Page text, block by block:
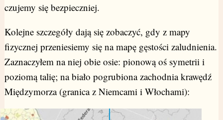
czujemy się bezpieczniej.
Kolejne szczegóły dają się zobaczyć, gdy z mapy
fizycznej przeniesiemy się na mapę gęstości zaludnienia.
Zaznaczyłem na niej obie osie: pionową oś symetrii i
poziomą talię; na biało pogrubiona zachodnia krawędź
Międzymorza (granica z Niemcami i Włochami):